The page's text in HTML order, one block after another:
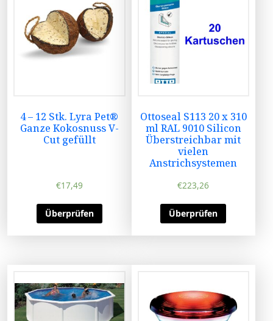
4 – 12 Stk. Lyra Pet®
Ganze Kokosnuss V-
Cut gefüllt
€17,49
Überprüfen
Ottoseal S113 20 x 310
ml RAL 9010 Silicon
Überstreichbar mit
vielen
Anstrichsystemen
€223,26
Überprüfen